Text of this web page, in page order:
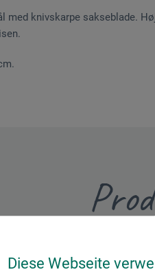
Diese Webseite
med knivskarpe sakseblade.